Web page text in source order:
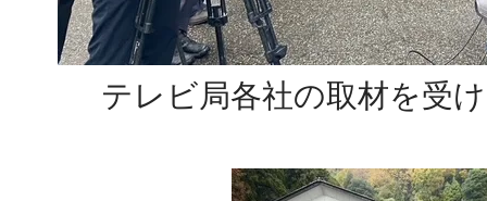
テレビ局各社の取材を受